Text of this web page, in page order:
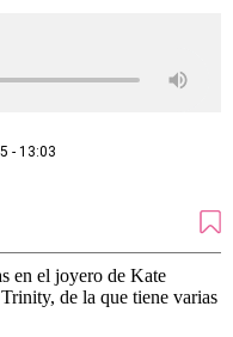
- 13:03
en el joyero de Kate
de la que tiene varias